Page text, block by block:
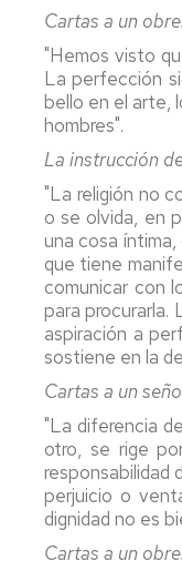
Cartas a un
"Hemos visto
La perfección
bello en el arte,
hombres".
La instrucción
"La religión no
o se olvida, en
una cosa
que tiene
comunicar con
para procurarla.
aspiración a
sostiene en la
Cartas a un
"La diferencia
otro, se rige
responsabilidad
perjuicio o
dignidad no es
Cartas a un